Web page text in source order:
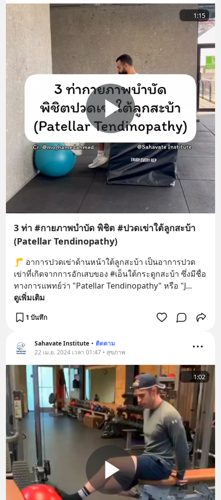
1:15
3 ท่า #กายภาพบำบัด พิชิต #ปวดเข่าใต้ลูกสะบ้า
(Patellar Tendinopathy)
🦵 อาการปวดเข่าด้านหน้าใต้ลูกสะบ้า เป็นอาการปวด
เข่าที่เกิดจากการอักเสบของ #เอ็นใต้กระดูกสะบ้า ซึ่งมีชื่อ
ทางการแพทย์ว่า "Patellar Tendinopathy" หรือ "J...
ดูเพิ่มเติม
1 บันทึก
Sahavate Institute • ติดตาม
22 เม.ย. 2024 เวลา 01:47 • สุขภาพ
1:02